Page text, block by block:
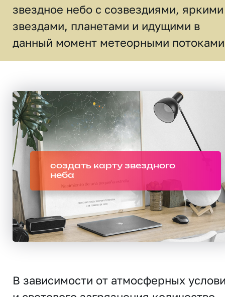
звездное небо c созвездиями, яркими
звездами, планетами и идущими в
данный момент метеорными
создать карту звездного
неба
В зависимости от атмосферных